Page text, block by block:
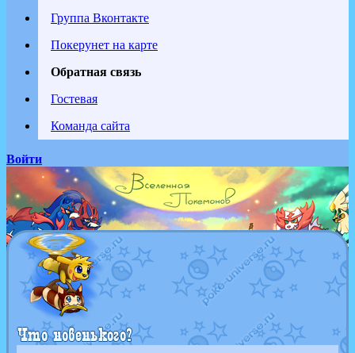
Группа Вконтакте
Покерунет на карте
Обратная связь
Гостевая
Команда сайта
Войти